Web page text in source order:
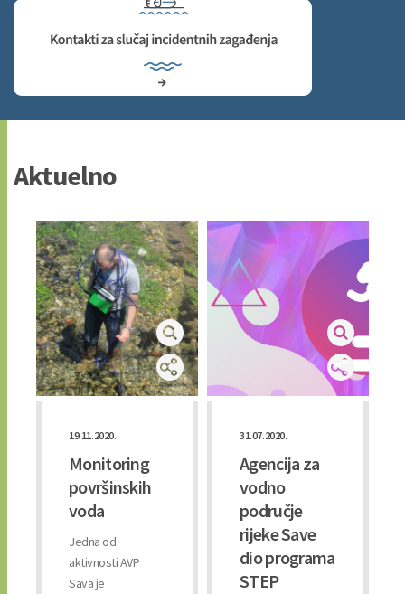
Aktuelno
19.11.2020.
Monitoring
površinskih
voda
Jedna od
aktivnosti AVP
Sava je
31.07.2020.
Agencija za
vodno
područje
rijeke Save
dio programa
STEP